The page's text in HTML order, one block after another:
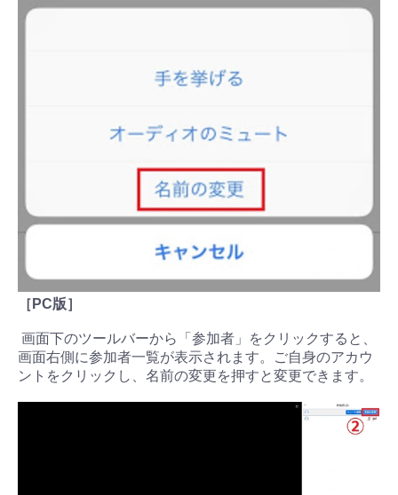
［PC版］
画面下のツールバーから「参加者」をクリックすると、
画面右側に参加者一覧が表示されます。ご自身のアカウ
ントをクリックし、名前の変更を押すと変更できます。